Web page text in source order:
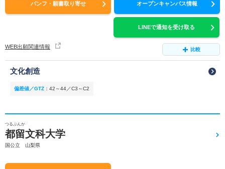
パンフ・願書取り寄せ オープンキャンパス情報
LINEで通知を受け取る
WEB出願関連情報 比較
文化創造
偏差値／GTZ ： 42～44／C3～C2
つるぶんか
都留文科大学
国公立 山梨県